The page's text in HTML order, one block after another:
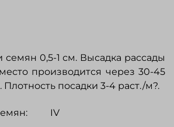
семян 0,5-1 см. Высадка рассады
производится через 30-45
Плотность посадки 3-4 раст./м?.
IV